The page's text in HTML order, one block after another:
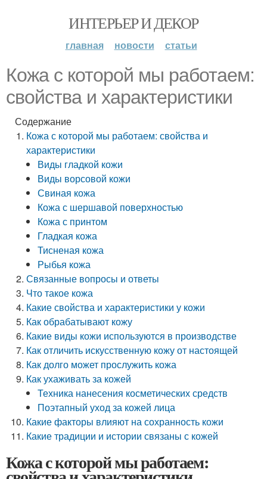
ИНТЕРЬЕР И ДЕКОР
главная новости статьи
Кожа с которой мы работаем:
свойства и характеристики
Содержание
Кожа с которой мы работаем: свойства и
характеристики
Виды гладкой кожи
Виды ворсовой кожи
Свиная кожа
Кожа с шершавой поверхностью
Кожа с принтом
Гладкая кожа
Тисненая кожа
Рыбья кожа
Связанные вопросы и ответы
Что такое кожа
Какие свойства и характеристики у кожи
Как обрабатывают кожу
Какие виды кожи используются в производстве
Как отличить искусственную кожу от настоящей
Как долго может прослужить кожа
Как ухаживать за кожей
Техника нанесения косметических средств
Поэтапный уход за кожей лица
Какие факторы влияют на сохранность кожи
Какие традиции и истории связаны с кожей
Кожа с которой мы работаем: